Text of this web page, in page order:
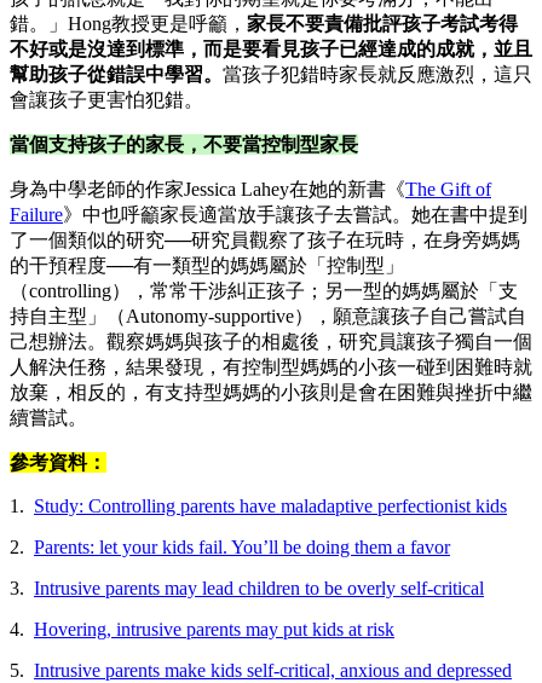
錯。」Hong教授更是呼籲， 家長不要責備批評孩子考試考得
不好或是沒達到標準，而是要看見孩子已經達成的成就，並且
幫助孩子從錯誤中學習。 當孩子犯錯時家長就反應激烈，這只
會讓孩子更害怕犯錯。
當個支持孩子的家長，不要當控制型家長
身為中學老師的作家Jessica Lahey在她的新書《The Gift of
Failure》中也呼籲家長適當放手讓孩子去嘗試。她在書中提到
了一個類似的研究──研究員觀察了孩子在玩時，在身旁媽媽
的干預程度──有一類型的媽媽屬於「控制型」
（controlling），常常干涉糾正孩子；另一型的媽媽屬於「支
持自主型」（Autonomy-supportive），願意讓孩子自己嘗試自
己想辦法。觀察媽媽與孩子的相處後，研究員讓孩子獨自一個
人解決任務，結果發現，有控制型媽媽的小孩一碰到困難時就
放棄，相反的，有支持型媽媽的小孩則是會在困難與挫折中繼
續嘗試。
參考資料：
​1. Study: Controlling parents have maladaptive perfectionist kids
2. Parents: let your kids fail. You’ll be doing them a favor
3. Intrusive parents may lead children to be overly self-critical
4. Hovering, intrusive parents may put kids at risk
5. Intrusive parents make kids self-critical, anxious and depressed